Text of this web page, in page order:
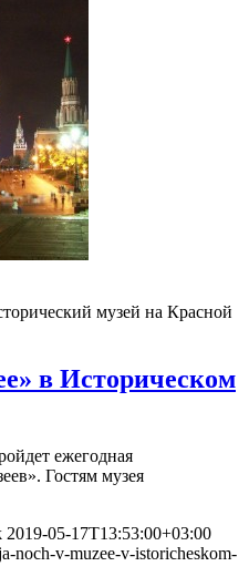
музей на Красной
в Историческом
ежегодная
Гостям музея
2019-05-17T13:53:00+03:00
noch-v-muzee-v-istoricheskom-